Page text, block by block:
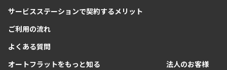
サービスステーションで契約するメリット
ご利用の流れ
よくある質問
オートフラットをもっと知る
法人のお客様